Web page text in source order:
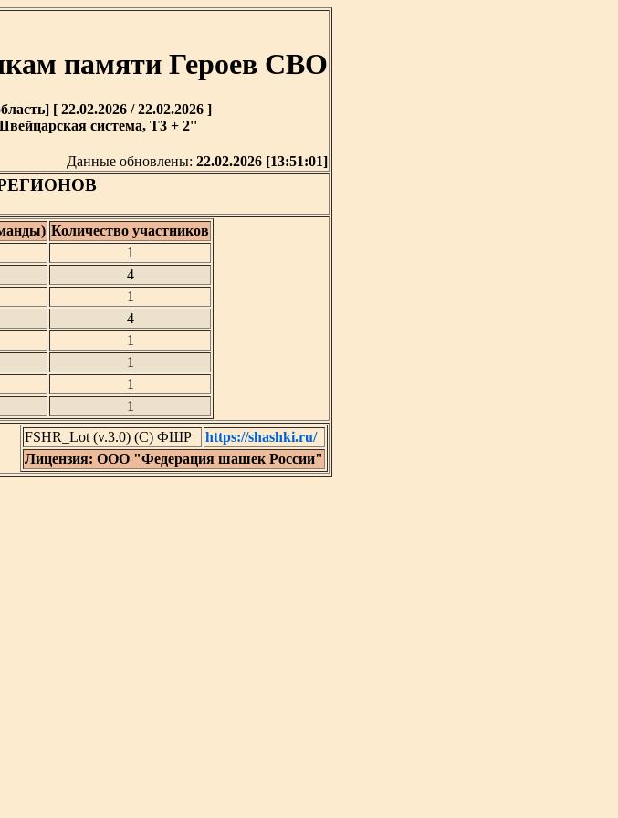
памяти Героев СВО
[ 22.02.2026 / 22.02.2026 ]
система, T3 + 2''
Данные обновлены: 22.02.2026 [13:51:01]
Количество участников
1
4
1
4
1
1
1
1
FSHR_Lot (v.3.0) (C) ФШР
https://shashki.ru/
Лицензия: ООО "Федерация шашек России"